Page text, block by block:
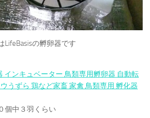
LifeBasisの孵卵器です
インキュベーター 鳥類専用孵卵器 自動転
うずら 鶏など家畜 家禽 鳥類専用 孵化器
個中３羽くらい